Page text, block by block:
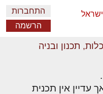
התחברות
הרשמה
תכנון ובניה
עדיין אין תכנית